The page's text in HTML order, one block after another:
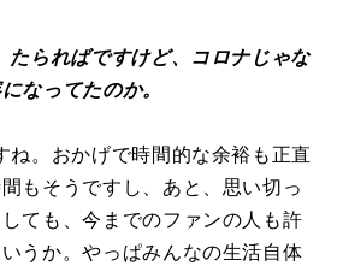
らればですけど、コロナじゃな
なってたのか。
ね。おかげで時間的な余裕も正直
もそうですし、あと、思い切っ
ても、今までのファンの人も許
うか。やっぱみんなの生活自体